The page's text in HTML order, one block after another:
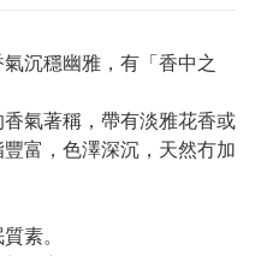
沉穩幽雅，有「香中之
氣著稱，帶有淡雅花香或
富，色澤深沉，天然冇加
素。